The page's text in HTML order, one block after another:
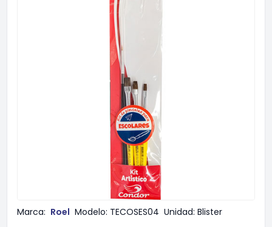
Marca: Roel Modelo: TECOSES04 Unidad: Blister